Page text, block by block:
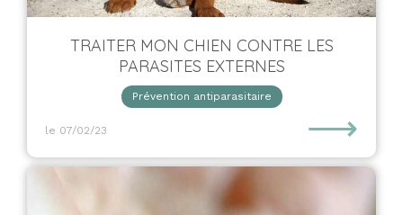
TRAITER MON CHIEN CONTRE LES
PARASITES EXTERNES
Prévention antiparasitaire
le 07/02/23 ⟶